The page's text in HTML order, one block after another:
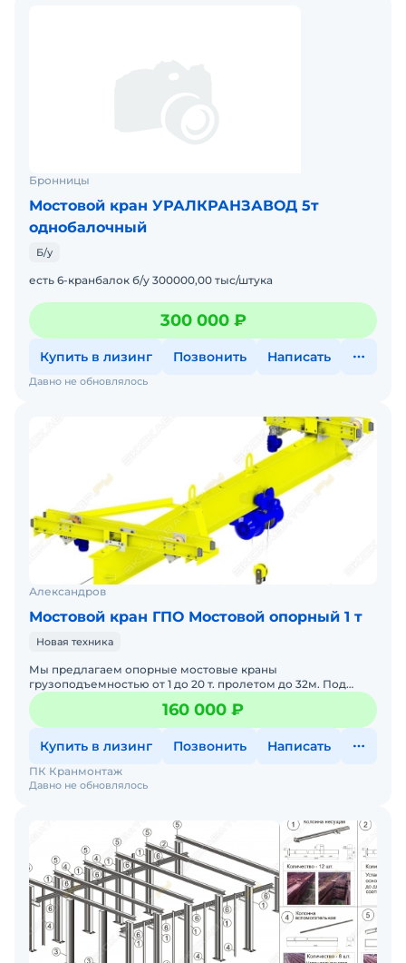
Бронницы
Мостовой кран УРАЛКРАНЗАВОД 5т
однобалочный
Б/у
есть 6-кранбалок б/у 300000,00 тыс/штука
300 000 ₽
Купить в лизинг Позвонить Написать
Давно не обновлялось
Александров
Мостовой кран ГПО Мостовой опорный 1 т
Новая техника
Мы предлагаем опорные мостовые краны
грузоподъемностью от 1 до 20 т. пролетом до 32м. Под
заказ. В наличии. Помогу с доставкой. Готова к
эксплуатации.
160 000 ₽
Купить в лизинг Позвонить Написать
Давно не обновлялось
ПК Кранмонтаж